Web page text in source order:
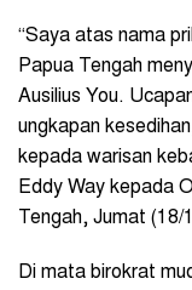
“Saya atas nama
Papua Tengah
Ausilius You.
ungkapan
kepada warisan
Eddy Way kepada
Tengah, Jumat (18/
Di mata birokrat